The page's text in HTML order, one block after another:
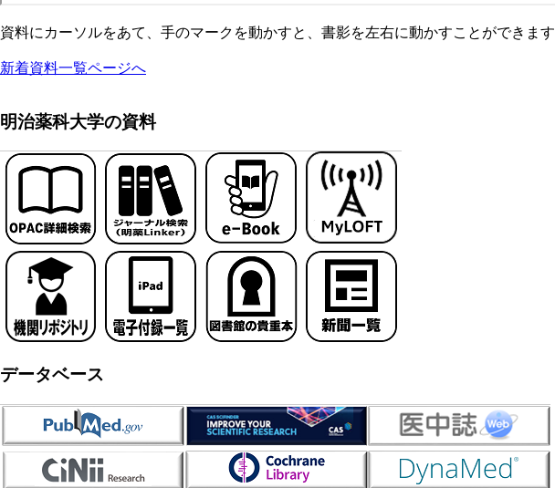
資料にカーソルをあて、手のマークを動かすと、書影を左右に動かすことができます
新着資料一覧ページへ
明治薬科大学の資料
データベース